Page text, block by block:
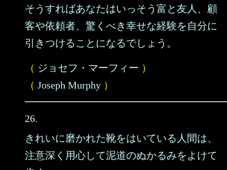
そうすればあなたはいっそう富と友人、顧
客や依頼者、驚くべき幸せな経験を自分に
引きつけることになるでしょう。
（ ジョセフ・マーフィー ）
（ Joseph Murphy ）
26.
きれいに磨かれた靴をはいている人間は、
注意深く用心して泥道のぬかるみをよけて